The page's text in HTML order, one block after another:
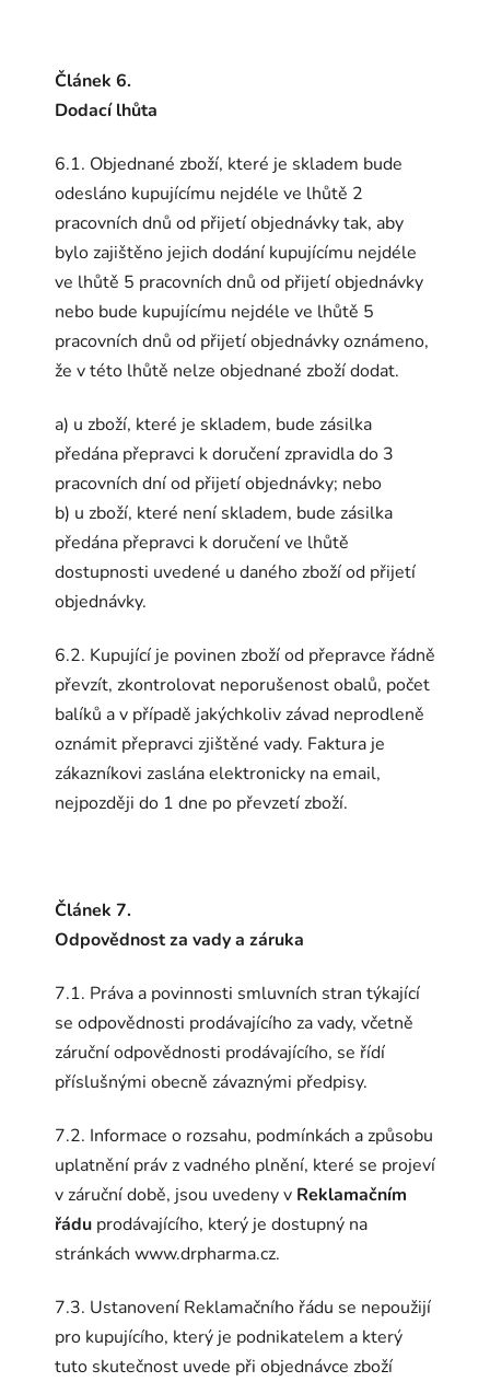
Článek 6.
Dodací lhůta
6.1. Objednané zboží, které je skladem bude
odesláno kupujícímu nejdéle ve lhůtě 2
pracovních dnů od přijetí objednávky tak, aby
bylo zajištěno jejich dodání kupujícímu nejdéle
ve lhůtě 5 pracovních dnů od přijetí objednávky
nebo bude kupujícímu nejdéle ve lhůtě 5
pracovních dnů od přijetí objednávky oznámeno,
že v této lhůtě nelze objednané zboží dodat.
a) u zboží, které je skladem, bude zásilka
předána přepravci k doručení zpravidla do 3
pracovních dní od přijetí objednávky; nebo
b) u zboží, které není skladem, bude zásilka
předána přepravci k doručení ve lhůtě
dostupnosti uvedené u daného zboží od přijetí
objednávky.
6.2. Kupující je povinen zboží od přepravce řádně
převzít, zkontrolovat neporušenost obalů, počet
balíků a v případě jakýchkoliv závad neprodleně
oznámit přepravci zjištěné vady. Faktura je
zákazníkovi zaslána elektronicky na email,
nejpozději do 1 dne po převzetí zboží.
Článek 7.
Odpovědnost za vady a záruka
7.1. Práva a povinnosti smluvních stran týkající
se odpovědnosti prodávajícího za vady, včetně
záruční odpovědnosti prodávajícího, se řídí
příslušnými obecně závaznými předpisy.
7.2. Informace o rozsahu, podmínkách a způsobu
uplatnění práv z vadného plnění, které se projeví
v záruční době, jsou uvedeny v Reklamačním
řádu prodávajícího, který je dostupný na
stránkách www.drpharma.cz.
7.3. Ustanovení Reklamačního řádu se nepoužijí
pro kupujícího, který je podnikatelem a který
tuto skutečnost uvede při objednávce zboží